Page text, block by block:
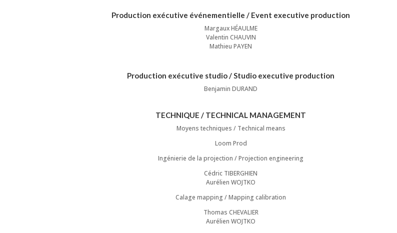
Production exécutive événementielle / Event executive production
Margaux HÉAULME
Valentin CHAUVIN
Mathieu PAYEN
Production exécutive studio / Studio executive production
Benjamin DURAND
TECHNIQUE / TECHNICAL MANAGEMENT
Moyens techniques / Technical means
Loom Prod
Ingénierie de la projection / Projection engineering
Cédric TIBERGHIEN
Aurélien WOJTKO
Calage mapping / Mapping calibration
Thomas CHEVALIER
Aurélien WOJTKO